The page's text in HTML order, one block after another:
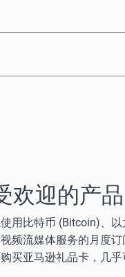
欢迎的产品
用比特币 (Bitcoin)、
频流媒体服务的月度
买亚马逊礼品卡，几乎